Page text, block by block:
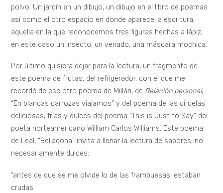
polvo. Un jardín en un dibujo, un dibujo en el libro de poemas
así como el otro espacio en donde aparece la escritura,
aquella en la que reconocemos tres figuras hechas a lápiz,
en este caso un insecto, un venado, una máscara mochica.
Por último quisiera dejar para la lectura, un fragmento de
este poema de frutas, del refrigerador, con el que me
recordé de ese otro poema de Millán, de Relación personal,
“En blancas carrozas viajamos” y del poema de las ciruelas
deliciosas, frías y dulces del poema “This is Just to Say” del
poeta norteamericano William Carlos Williams. Este poema
de Leal, “Belladona” invita a llenar la lectura de sabores, no
necesariamente dulces:
“antes de que se me olvide lo de las frambuesas, estaban
crudas